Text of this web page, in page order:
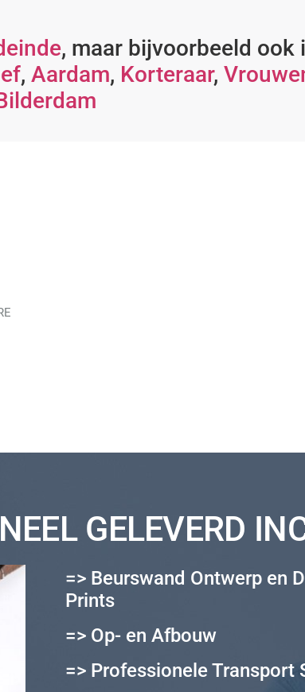
, maar bijvoorbeeld ook
, Aardam, Korteraar,
GELEVERD
=> Beurswand Ontwerp en
Prints
=> Op- en Afbouw
=> Professionele Transport